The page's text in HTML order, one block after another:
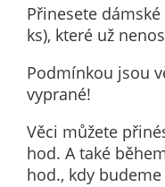
Přinesete
ks), které už
Podmínkou jsou
vyprané!
Věci můžete
hod. A také
hod., kdy